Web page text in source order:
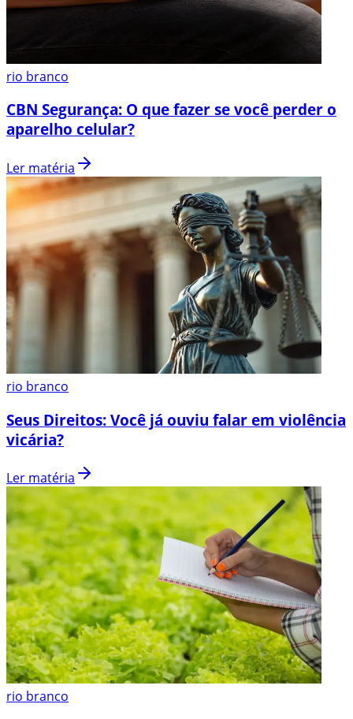
rio branco
CBN Segurança: O que fazer se você perder o
aparelho celular?
Ler matéria
rio branco
Seus Direitos: Você já ouviu falar em violência
vicária?
Ler matéria
rio branco